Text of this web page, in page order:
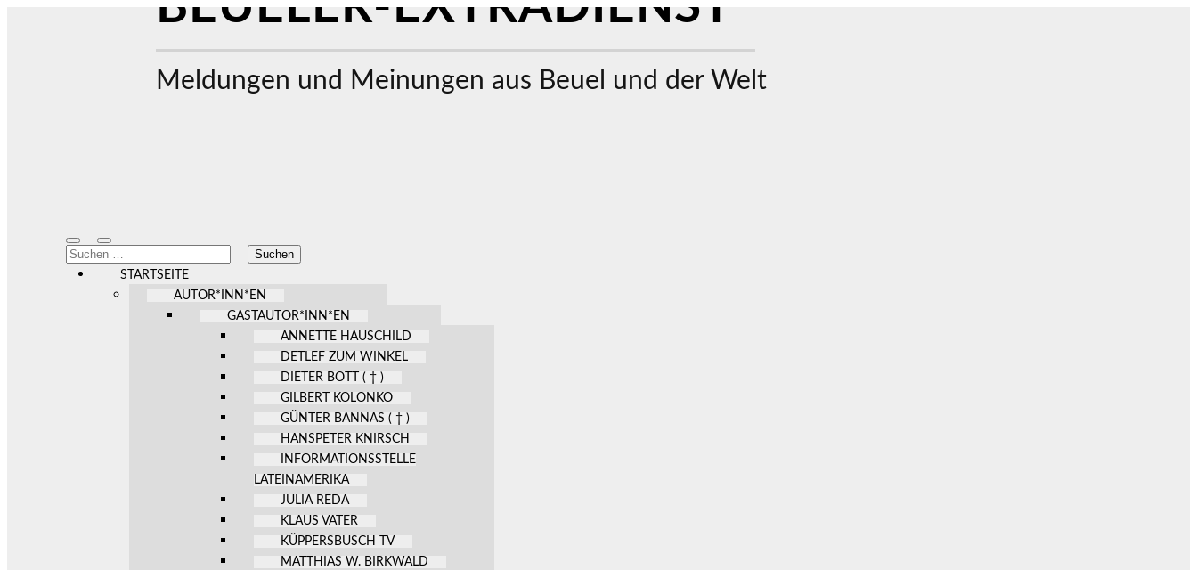
Meldungen und Meinungen aus Beuel und der Welt
Mobile-
Menü
ein-/ausblenden
Suchfeld
ein-/ausblenden
Suchen
nach:
STARTSEITE
AUTOR*INN*EN
GASTAUTOR*INN*EN
ANNETTE HAUSCHILD
DETLEF ZUM WINKEL
DIETER BOTT ( † )
GILBERT KOLONKO
GÜNTER BANNAS ( † )
HANSPETER KNIRSCH
INFORMATIONSSTELLE
LATEINAMERIKA
JULIA REDA
KLAUS VATER
KÜPPERSBUSCH TV
MATTHIAS W. BIRKWALD